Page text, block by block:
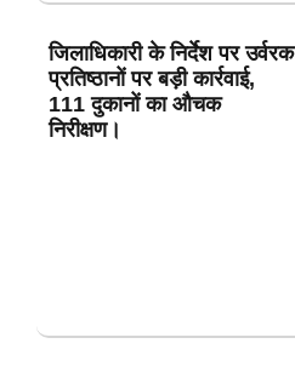
जिलाधिकारी के निर्देश पर उर्वरक
प्रतिष्ठानों पर बड़ी कार्रवाई,
111 दुकानों का औचक
निरीक्षण।